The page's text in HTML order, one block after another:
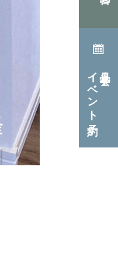
イベント予約